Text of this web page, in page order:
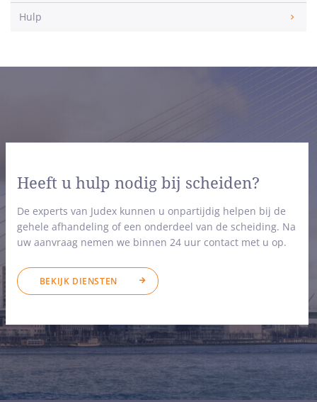
Hulp
Heeft u hulp nodig bij scheiden?
De experts van Judex kunnen u onpartijdig helpen bij de
gehele afhandeling of een onderdeel van de scheiding. Na
uw aanvraag nemen we binnen 24 uur contact met u op.
BEKIJK DIENSTEN